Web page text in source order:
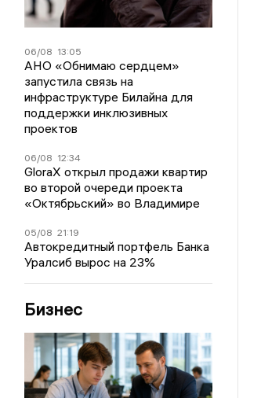
06/08 13:05
АНО «Обнимаю сердцем»
запустила связь на
инфраструктуре Билайна для
поддержки инклюзивных
проектов
06/08 12:34
GloraX открыл продажи квартир
во второй очереди проекта
«Октябрьский» во Владимире
05/08 21:19
Автокредитный портфель Банка
Уралсиб вырос на 23%
Бизнес